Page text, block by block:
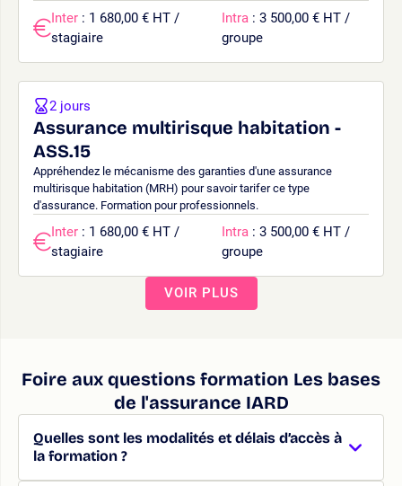
Inter : 1 680,00 € HT /
stagiaire
Intra : 3 500,00 € HT /
groupe
Assurance multirisque habitation -
ASS.15
Appréhendez le mécanisme des garanties d'une assurance
multirisque habitation (MRH) pour savoir tarifer ce type
d'assurance. Formation pour professionnels.
2 jours
Inter : 1 680,00 € HT /
stagiaire
Intra : 3 500,00 € HT /
groupe
VOIR PLUS
Foire aux questions formation Les bases
de l'assurance IARD
Quelles sont les modalités et délais d’accès à
la formation ?